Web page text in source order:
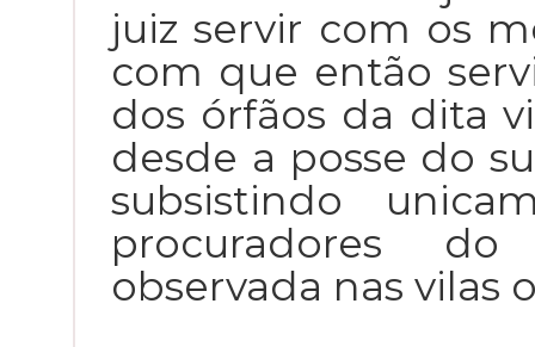
juiz servir com os
com que então
dos órfãos da dita
desde a posse do
subsistindo
procuradores
observada nas vilas